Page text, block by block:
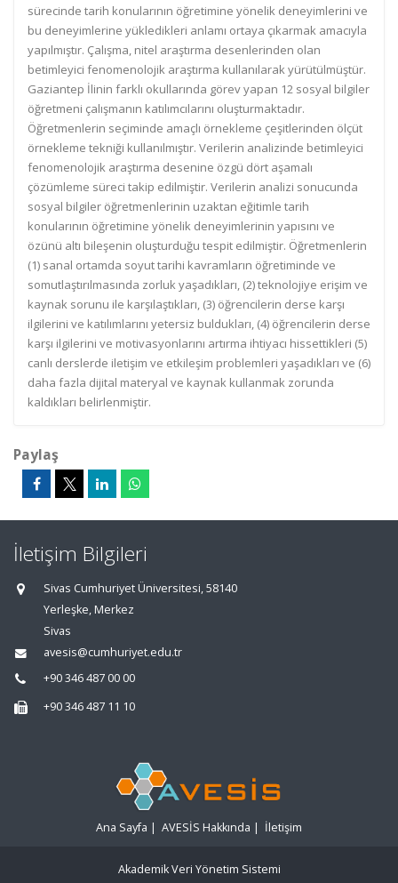
sürecinde tarih konularının öğretimine yönelik deneyimlerini ve
bu deneyimlerine yükledikleri anlamı ortaya çıkarmak amacıyla
yapılmıştır. Çalışma, nitel araştırma desenlerinden olan
betimleyici fenomenolojik araştırma kullanılarak yürütülmüştür.
Gaziantep İlinin farklı okullarında görev yapan 12 sosyal bilgiler
öğretmeni çalışmanın katılımcılarını oluşturmaktadır.
Öğretmenlerin seçiminde amaçlı örnekleme çeşitlerinden ölçüt
örnekleme tekniği kullanılmıştır. Verilerin analizinde betimleyici
fenomenolojik araştırma desenine özgü dört aşamalı
çözümleme süreci takip edilmiştir. Verilerin analizi sonucunda
sosyal bilgiler öğretmenlerinin uzaktan eğitimle tarih
konularının öğretimine yönelik deneyimlerinin yapısını ve
özünü altı bileşenin oluşturduğu tespit edilmiştir. Öğretmenlerin
(1) sanal ortamda soyut tarihi kavramların öğretiminde ve
somutlaştırılmasında zorluk yaşadıkları, (2) teknolojiye erişim ve
kaynak sorunu ile karşılaştıkları, (3) öğrencilerin derse karşı
ilgilerini ve katılımlarını yetersiz buldukları, (4) öğrencilerin derse
karşı ilgilerini ve motivasyonlarını artırma ihtiyacı hissettikleri (5)
canlı derslerde iletişim ve etkileşim problemleri yaşadıkları ve (6)
daha fazla dijital materyal ve kaynak kullanmak zorunda
kaldıkları belirlenmiştir.
Paylaş
İletişim Bilgileri
Sivas Cumhuriyet Üniversitesi, 58140
Yerleşke, Merkez
Sivas
avesis@cumhuriyet.edu.tr
+90 346 487 00 00
+90 346 487 11 10
Ana Sayfa | AVESİS Hakkında | İletişim
Akademik Veri Yönetim Sistemi